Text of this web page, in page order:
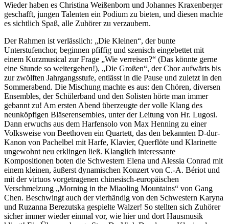
Wieder haben es Christina Weißenborn und Johannes Kraxenberger
geschafft, jungen Talenten ein Podium zu bieten, und diesen machte
es sichtlich Spaß, alle Zuhörer zu verzaubern.
Der Rahmen ist verlässlich: „Die Kleinen“, der bunte
Unterstufenchor, beginnen pfiffig und szenisch eingebettet mit
einem Kurzmusical zur Frage „Wie verreisen?“ (Das könnte gerne
eine Stunde so weitergehen!), „Die Großen“, der Chor aufwärts bis
zur zwölften Jahrgangsstufe, entlässt in die Pause und zuletzt in den
Sommerabend. Die Mischung machte es aus: den Chören, diversen
Ensembles, der Schülerband und den Solisten hörte man immer
gebannt zu! Am ersten Abend überzeugte der volle Klang des
neunköpfigen Bläserensembles, unter der Leitung von Hr. Lugosi.
Dann erwuchs aus dem Harfensolo von Max Henning zu einer
Volksweise von Beethoven ein Quartett, das den bekannten D-dur-
Kanon von Pachelbel mit Harfe, Klavier, Querflöte und Klarinette
ungewohnt neu erklingen ließ. Klanglich interessante
Kompositionen boten die Schwestern Elena und Alessia Conrad mit
einem kleinen, äußerst dynamischen Konzert von C.-A. Bériot und
mit der virtuos vorgetragenen chinesisch-europäischen
Verschmelzung „Morning in the Miaoling Mountains“ von Gang
Chen. Beschwingt auch der vierhändig von den Schwestern Karyna
und Ruzanna Berezutska gespielte Walzer! So stellten sich Zuhörer
sicher immer wieder einmal vor, wie hier und dort Hausmusik